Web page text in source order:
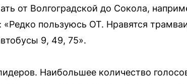
от Волгоградской до Сокола,
пользуюсь ОТ. Нравятся
9, 49, 75».
Наибольшее количество